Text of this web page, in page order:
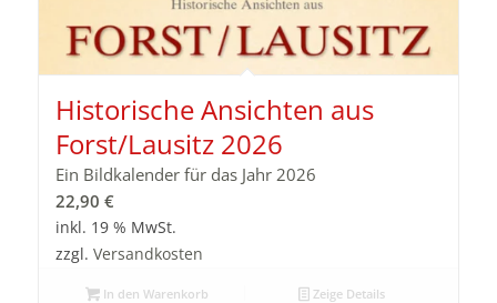
Historische Ansichten aus
Forst/Lausitz 2026
Ein Bildkalender für das Jahr 2026
22,90 €
inkl. 19 % MwSt.
zzgl. Versandkosten
In den Warenkorb Zeige Details